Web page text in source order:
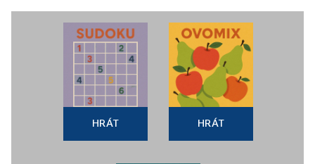
HRÁT HRÁT